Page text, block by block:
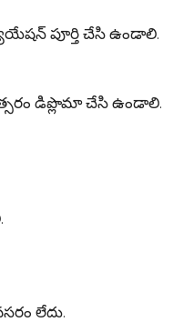
పూర్తి చేసి ఉండాలి.
డిప్లొమా చేసి ఉండాలి.
లేదు.